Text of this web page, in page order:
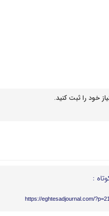
خود را ثبت کنید.
:
https://eghtesadjournal.com/